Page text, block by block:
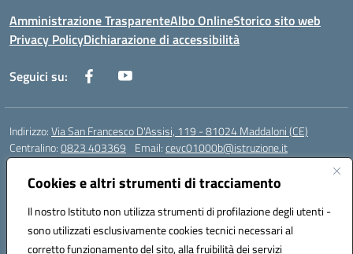
Cookies e altri strumenti di tracciamento
Il nostro Istituto non utilizza strumenti di profilazione degli utenti -
sono utilizzati esclusivamente cookies tecnici necessari al
corretto funzionamento del sito, alla fruibilità dei servizi
Amministrazione TrasparenteAlbo OnlineStorico sito web
Privacy PolicyDichiarazione di accessibilità
Seguici su:
Indirizzo:Via San Francesco D'Assisi, 119 - 81024 Maddaloni (CE)
Centralino:0823 403369 Email:cevc01000b@istruzione.it
Posta elettronica certificata (PEC):
Codice fiscale: 80004990612 (Convitto) - 93044680614 (Scuole
Annesse)
Codice meccanografico:CEVC01000B
Codice Indice delle Pubbliche Amministrazioni (IPA): istsc_cevc01000b